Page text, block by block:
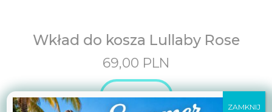
Wkład do kosza Lullaby Rose
69,00 PLN
Zobacz
ZAMKNIJ